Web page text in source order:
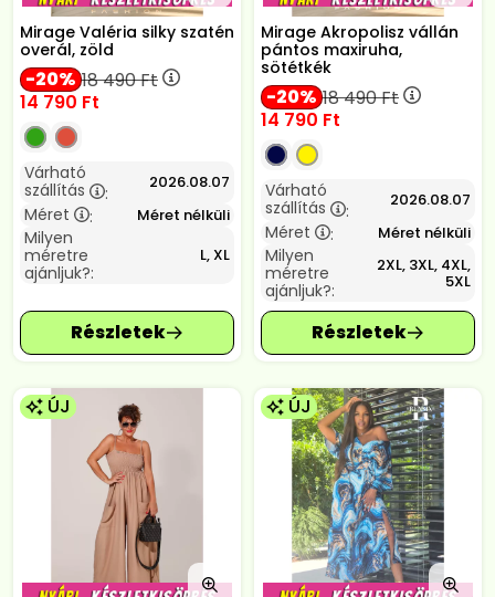
Mirage Valéria silky szatén
overál, zöld
20 18 490Ft
14 790 Ft
Várható
szállítás
: 2026.08.07
Méret : Méret nélküli
Milyen
méretre
ajánljuk?:
L, XL
Mirage Akropolisz vállán
pántos maxiruha,
sötétkék
20 18 490Ft
14 790 Ft
Várható
szállítás
: 2026.08.07
Méret : Méret nélküli
Milyen
méretre
ajánljuk?:
2XL, 3XL, 4XL,
5XL
ÚJ ÚJ